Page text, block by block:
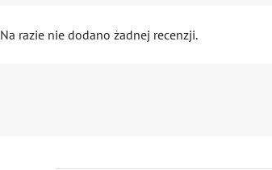
Na razie nie dodano żadnej recenzji.